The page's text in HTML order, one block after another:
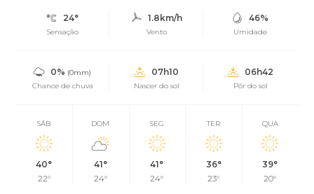
24°
Sensação
1.8km/h
Vento
46%
Umidade
0% (0mm)
Chance de chuva
07h10
Nascer do sol
06h42
Pôr do sol
SÁB
40°
22°
DOM
41°
24°
SEG
41°
24°
TER
36°
23°
QUA
39°
20°